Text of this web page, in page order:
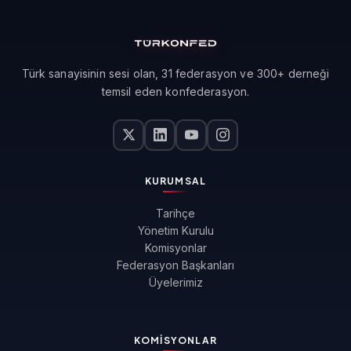
Türk sanayisinin sesi olan, 31 federasyon ve 300+ derneği
temsil eden konfederasyon.
KURUMSAL
Tarihçe
Yönetim Kurulu
Komisyonlar
Federasyon Başkanları
Üyelerimiz
KOMISYONLAR